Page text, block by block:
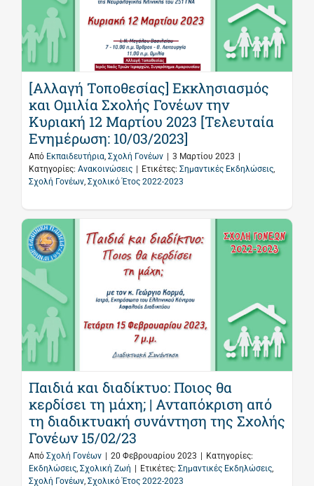
[Αλλαγή Τοποθεσίας] Εκκλησιασμός
και Ομιλία Σχολής Γονέων την
Κυριακή 12 Μαρτίου 2023 [Τελευταία
Ενημέρωση: 10/03/2023]
Από Εκπαιδευτήρια, Σχολή Γονέων 3 Μαρτίου 2023
Κατηγορίες: Ανακοινώσεις Ετικέτες: Σημαντικές Εκδηλώσεις,
Σχολή Γονέων, Σχολικό Έτος 2022-2023
Παιδιά και διαδίκτυο: Ποιος θα
κερδίσει τη μάχη; | Ανταπόκριση από
τη διαδικτυακή συνάντηση της Σχολής
Γονέων 15/02/23
Από Σχολή Γονέων 20 Φεβρουαρίου 2023
Κατηγορίες:
Εκδηλώσεις, Σχολική Ζωή Ετικέτες: Σημαντικές Εκδηλώσεις,
Σχολή Γονέων, Σχολικό Έτος 2022-2023